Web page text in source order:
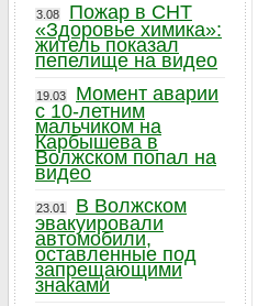
3.08
Пожар в СНТ
«Здоровье химика»:
житель показал
пепелище на видео
19.03
Момент аварии
с 10-летним
мальчиком на
Карбышева в
Волжском попал на
видео
23.01
В Волжском
эвакуировали
автомобили,
оставленные под
запрещающими
знаками